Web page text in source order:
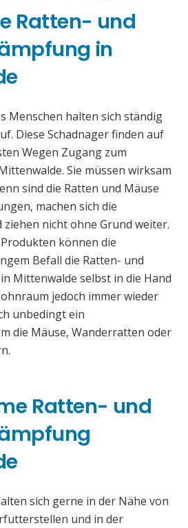
Ratten- und
in
Menschen halten sich ständig
Diese Schadnager finden auf
Wegen Zugang zum
Sie müssen wirksam
sind die Ratten und Mäuse
machen sich die
nicht ohne Grund weiter.
können die
Befall die Ratten- und
Mittenwalde selbst in die Hand
jedoch immer wieder
unbedingt ein
die Mäuse, Wanderratten oder
Ratten- und
sich gerne in der Nähe von
und in der